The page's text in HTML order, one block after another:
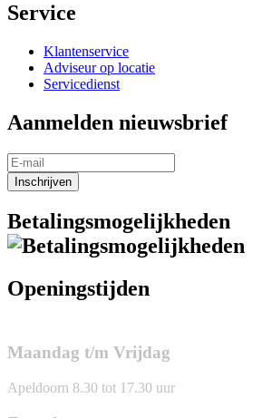
Service
Klantenservice
Adviseur op locatie
Servicedienst
Aanmelden nieuwsbrief
Inschrijven
Betalingsmogelijkheden
Openingstijden
Maandag t/m Vrijdag
Apeldoorn 8.30 tot 17.30 uur